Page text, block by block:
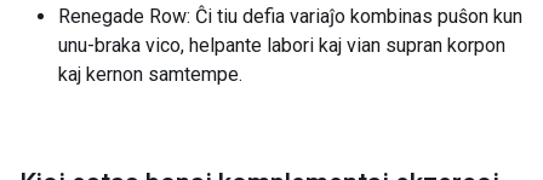
Renegade Row: Ĉi tiu defia variaĵo kombinas puŝon kun
unu-braka vico, helpante labori kaj vian supran korpon
kaj kernon samtempe.